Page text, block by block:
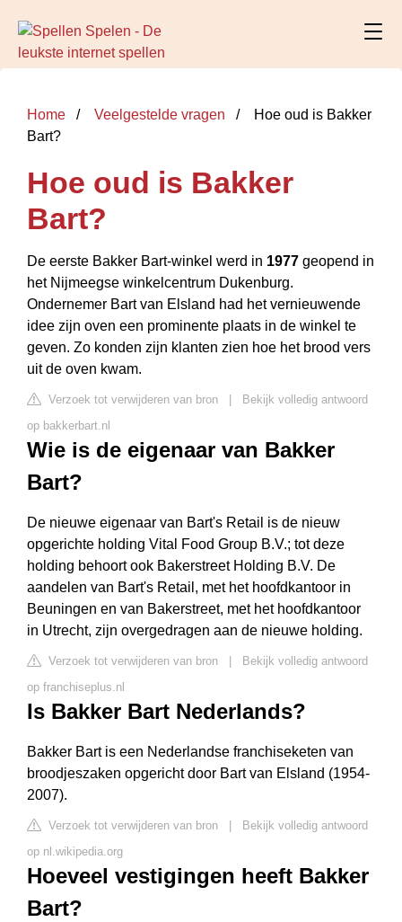
Home Veelgestelde vragen
Hoe oud is Bakker
Bart?
Hoe oud is Bakker
Bart?
De eerste Bakker Bart-winkel werd in 1977 geopend in
het Nijmeegse winkelcentrum Dukenburg.
Ondernemer Bart van Elsland had het vernieuwende
idee zijn oven een prominente plaats in de winkel te
geven. Zo konden zijn klanten zien hoe het brood vers
uit de oven kwam.
Verzoek tot verwijderen van bron
Bekijk volledig antwoord
op bakkerbart.nl
Wie is de eigenaar van Bakker
Bart?
De nieuwe eigenaar van Bart's Retail is de nieuw
opgerichte holding Vital Food Group B.V.; tot deze
holding behoort ook Bakerstreet Holding B.V. De
aandelen van Bart's Retail, met het hoofdkantoor in
Beuningen en van Bakerstreet, met het hoofdkantoor
in Utrecht, zijn overgedragen aan de nieuwe holding.
Verzoek tot verwijderen van bron
Bekijk volledig antwoord
op franchiseplus.nl
Is Bakker Bart Nederlands?
Bakker Bart is een Nederlandse franchiseketen van
broodjeszaken opgericht door Bart van Elsland (1954-
2007).
Verzoek tot verwijderen van bron
Bekijk volledig antwoord
op nl.wikipedia.org
Hoeveel vestigingen heeft Bakker
Bart?